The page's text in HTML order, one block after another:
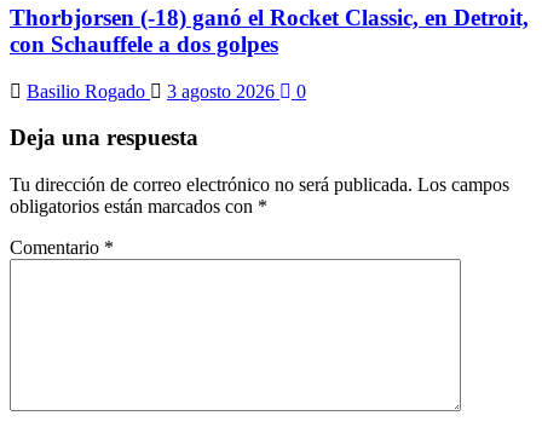
Thorbjorsen (-18) ganó el Rocket Classic, en Detroit,
con Schauffele a dos golpes
Basilio Rogado 3 agosto 2026 0
Deja una respuesta
Tu dirección de correo electrónico no será publicada. Los campos
obligatorios están marcados con *
Comentario *